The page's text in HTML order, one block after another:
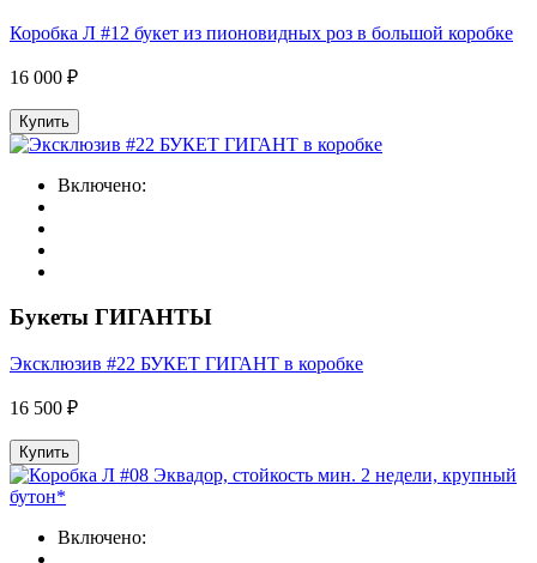
Коробка Л #12 букет из пионовидных роз в большой коробке
16 000 ₽
Купить
Включено:
Букеты ГИГАНТЫ
Эксклюзив #22 БУКЕТ ГИГАНТ в коробке
16 500 ₽
Купить
Включено: